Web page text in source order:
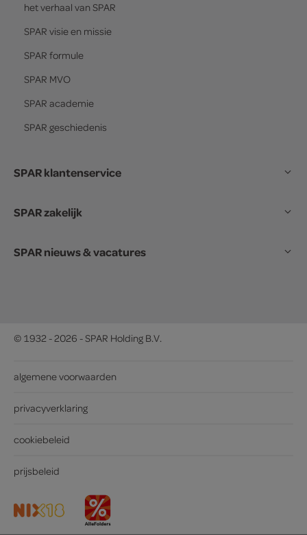
het verhaal van SPAR
SPAR visie en missie
SPAR formule
SPAR MVO
SPAR academie
SPAR geschiedenis
SPAR klantenservice
SPAR zakelijk
SPAR nieuws & vacatures
© 1932 - 2026 - SPAR Holding B.V.
algemene voorwaarden
privacyverklaring
cookiebeleid
prijsbeleid